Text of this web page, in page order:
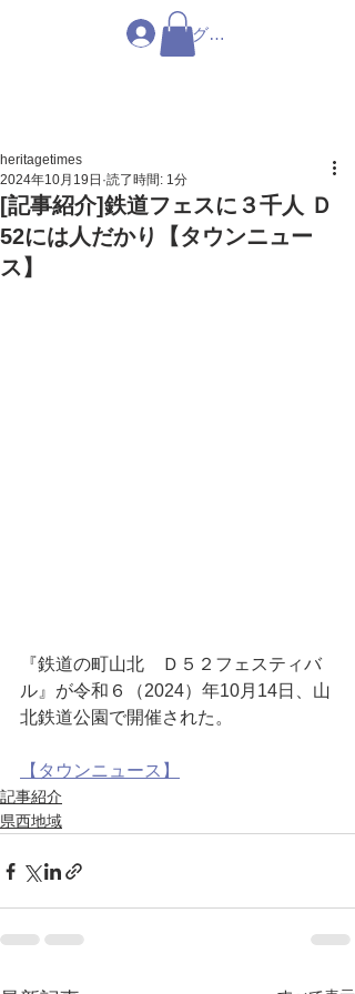
ログイン
[記事紹介]鉄道フェスに３千人 Ｄ
52には人だかり【タウンニュー
ス】
heritagetimes
2024年10月19日 読了時間: 1分
『鉄道の町山北　Ｄ５２フェスティバ
ル』が令和６（2024）年10月14日、山
北鉄道公園で開催された。
【タウンニュース】
記事紹介
県西地域